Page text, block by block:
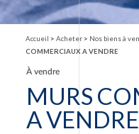
Accueil > Acheter > Nos biens à
COMMERCIAUX A VENDRE
À vendre
MURS
A VENDRE